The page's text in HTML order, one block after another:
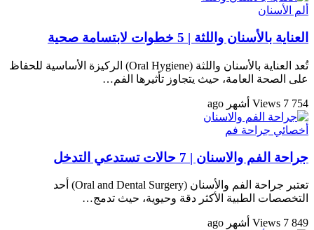
ألم الأسنان
العناية بالأسنان واللثة | 5 خطوات لابتسامة صحية
تُعد العناية بالأسنان واللثة (Oral Hygiene) الركيزة الأساسية للحفاظ
على الصحة العامة، حيث يتجاوز تأثيرها الفم…
754 Views 7 أشهر ago
أخصائي جراحة فم
جراحة الفم والاسنان | 7 حالات تستدعي التدخل
تعتبر جراحة الفم والأسنان (Oral and Dental Surgery) أحد
التخصصات الطبية الأكثر دقة وحيوية، حيث تدمج…
849 Views 7 أشهر ago